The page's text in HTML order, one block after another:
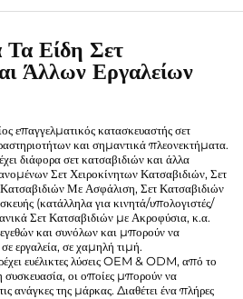
Είδη Σετ
Άλλων Εργαλείων
επαγγελματικός κατασκευαστής σετ
και σημαντικά πλεονεκτήματα.
διάφορα σετ κατσαβιδιών και άλλα
Σετ Χειροκίνητων Κατσαβιδιών, Σετ
Με Ασφάλιση, Σετ Κατσαβιδιών
(κατάλληλα για κινητά/υπολογιστές/
Σετ Κατσαβιδιών με Ακροφύσια, κ.α.
και συνόλων και μπορούν να
εργαλεία, σε χαμηλή τιμή.
ευέλικτες λύσεις OEM & ODM, από το
συσκευασία, οι οποίες μπορούν να
ανάγκες της μάρκας. Διαθέτει ένα πλήρες